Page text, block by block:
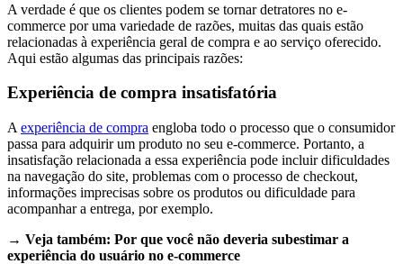
A verdade é que os clientes podem se tornar detratores no e-
commerce por uma variedade de razões, muitas das quais estão
relacionadas à experiência geral de compra e ao serviço oferecido.
Aqui estão algumas das principais razões:
Experiência de compra insatisfatória
A experiência de compra engloba todo o processo que o consumidor
passa para adquirir um produto no seu e-commerce. Portanto, a
insatisfação relacionada a essa experiência pode incluir dificuldades
na navegação do site, problemas com o processo de checkout,
informações imprecisas sobre os produtos ou dificuldade para
acompanhar a entrega, por exemplo.
→ Veja também: Por que você não deveria subestimar a
experiência do usuário no e-commerce